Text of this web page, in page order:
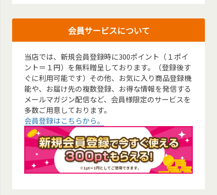
会員サービスについて
当店では、新規会員登録時に300ポイント（１ポイ
ント＝１円）を無料贈呈しております。（登録後す
ぐに利用可能です）その他、お気に入り商品登録機
能や、お届け先の複数登録、お得な情報を発信する
メールマガジン配信など、会員様限定のサービスを
多数ご用意しております。
会員登録はこちらから。